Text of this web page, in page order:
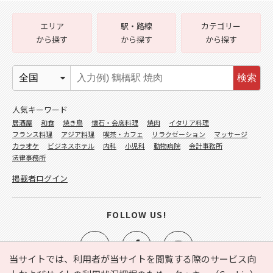
当サイトでは、利用者が当サイトを閲覧する際のサービス向
エリア
から探す
駅・路線
から探す
カテゴリー
から探す
検索
人気キーワード
居酒屋 和食 焼き鳥 懐石・会席料理 焼肉
イタリア料理
フランス料理
アジア料理 喫茶・カフェ リラクゼーション
マッサージ
カラオケ
ビジネスホテル 内科 小児科 動物病院
会計事務所
法律事務所
掲載者ログイン
FOLLOW US!